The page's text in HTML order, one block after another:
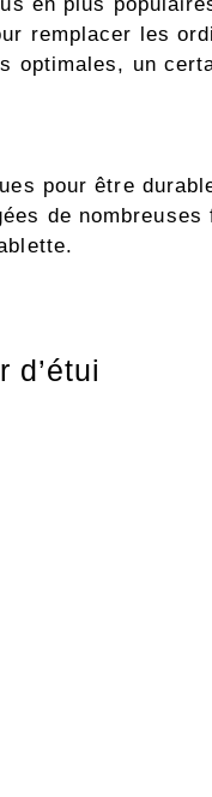
en plus
remplacer les
optimales, un
pour être
de
d’étui